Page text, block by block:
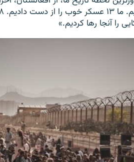
را آنجا رها کردیم.»